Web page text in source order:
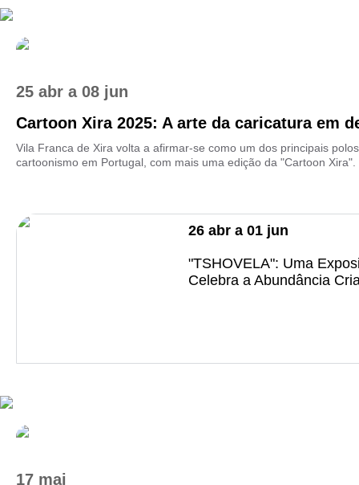
25 abr a08 jun
Cartoon Xira 2025: A arte da caricatura em
Vila Franca de Xira volta a afirmar-se como um dos principais
cartoonismo em Portugal, com mais uma edição da "Cartoon Xira".
26 abr a 01 jun
"TSHOVELA": Uma
Celebra a Abundância
17 mai